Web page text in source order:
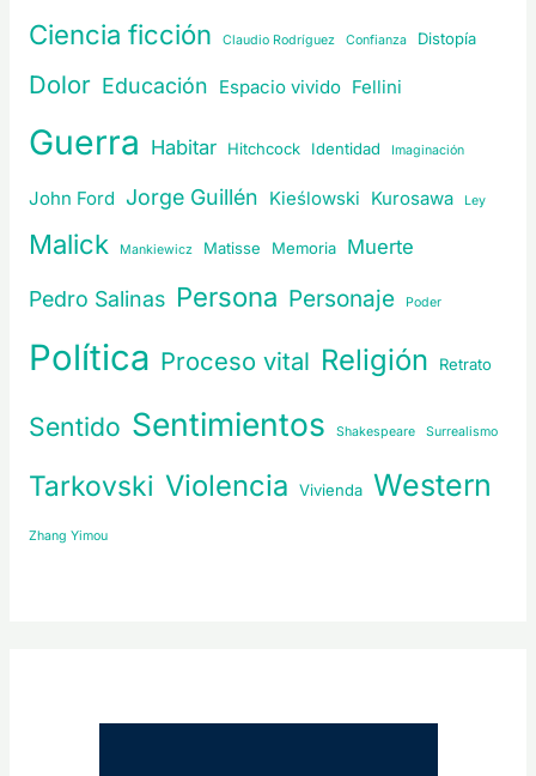
Ciencia ficción Claudio Rodríguez Confianza Distopía
Dolor Educación Espacio vivido Fellini
Guerra Habitar Hitchcock Identidad Imaginación
John Ford Jorge Guillén Kieślowski Kurosawa Ley
Malick Mankiewicz Matisse Memoria Muerte
Pedro Salinas Persona Personaje Poder
Política Proceso vital Religión Retrato
Sentido Sentimientos Shakespeare Surrealismo
Tarkovski Violencia Vivienda Western
Zhang Yimou